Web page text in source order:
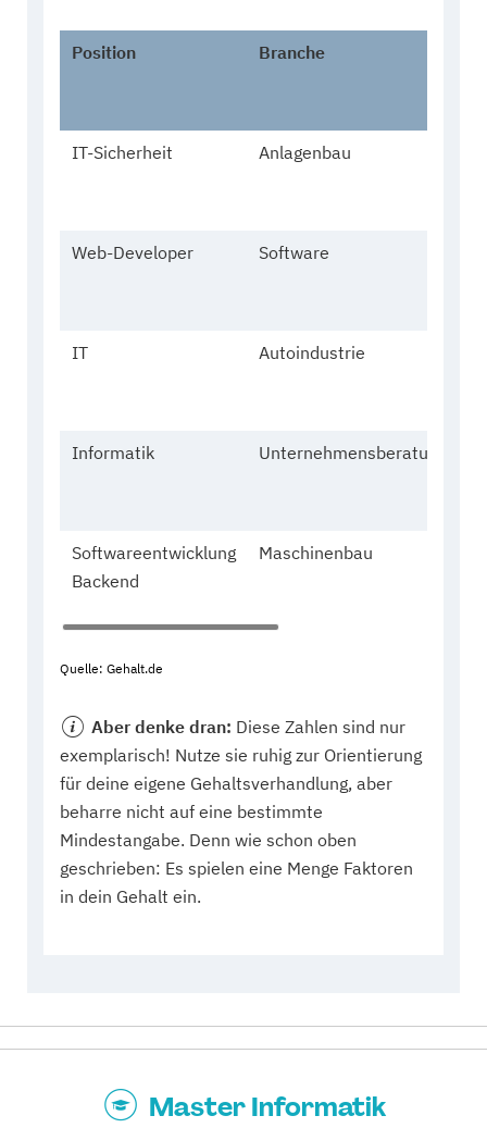
Position Branche
IT-Sicherheit Anlagenbau
Web-Developer Software
IT Autoindustrie
Informatik Unternehmensberatung
Softwareentwicklung
Backend
Maschinenbau
Quelle: Gehalt.de
Aber denke dran: Diese Zahlen sind nur
exemplarisch! Nutze sie ruhig zur Orientierung
für deine eigene Gehaltsverhandlung, aber
beharre nicht auf eine bestimmte
Mindestangabe. Denn wie schon oben
geschrieben: Es spielen eine Menge Faktoren
in dein Gehalt ein.
Master Informatik